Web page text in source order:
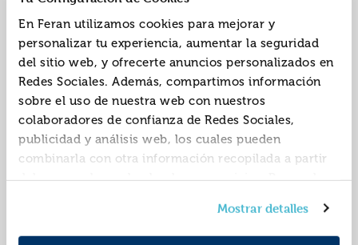
En Feran utilizamos cookies para mejorar y
personalizar tu experiencia, aumentar la seguridad
del sitio web, y ofrecerte anuncios personalizados en
Redes Sociales. Además, compartimos información
sobre el uso de nuestra web con nuestros
colaboradores de confianza de Redes Sociales,
publicidad y análisis web, los cuales pueden
combinarla con otra información recopilada a partir
del uso que hayas hecho de sus servicios. Recuerda
consentimiento en cualquier momento. Para más
información consulta laPolítica de Cookiesy la
Mostrar detalles
El club de las
canguro 5: julia y los
niños imposibles
ISBN:9788418184130
Editorial:Maeva
Autor:Galligan, Gale
« 1 »